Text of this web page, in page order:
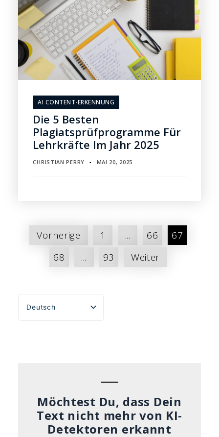
AI CONTENT-ERKENNUNG
Die 5 Besten
Plagiatsprüfprogramme Für
Lehrkräfte Im Jahr 2025
CHRISTIAN PERRY ▪ MAI 20, 2025
Seitennummerierung
Vorherige 1 ... 66
67
68
... 93 Weiter
Deutsch
English
Möchtest Du, dass Dein
Text nicht mehr von KI-
Detektoren erkannt